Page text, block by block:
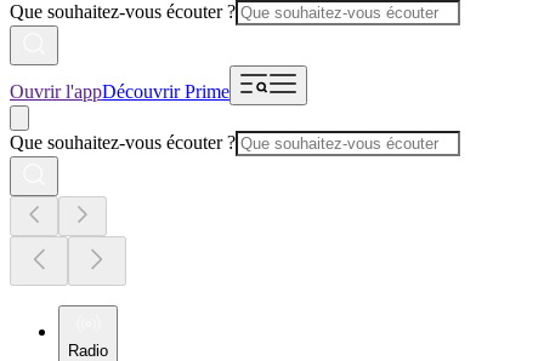
Que souhaitez-vous écouter ?
Ouvrir l'appDécouvrir Prime
Que souhaitez-vous écouter ?
Radio